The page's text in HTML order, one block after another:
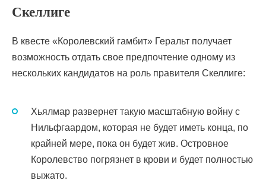
Скеллиге
В квесте «Королевский гамбит» Геральт получает
возможность отдать свое предпочтение одному из
нескольких кандидатов на роль правителя Скеллиге:
Хьялмар развернет такую масштабную войну с
Нильфгаардом, которая не будет иметь конца, по
крайней мере, пока он будет жив. Островное
Королевство погрязнет в крови и будет полностью
выжато.